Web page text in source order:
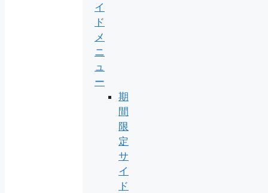
イ
ド
メ
ニ
ュ
ー
期
間
限
定
サ
イ
ド